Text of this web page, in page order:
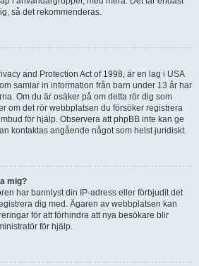
så det rekommenderas.
and Protection Act of 1998, är en lag i USA
samlar in information från barn under 13 år har
Om du är osäker på om detta rör dig som
om det rör webbplatsen du försöker registrera
för hjälp. Observera att phpBB inte kan ge
kontaktas angående något som helst juridiskt.
mig?
har bannlyst din IP-adress eller förbjudit det
dig med. Ägaren av webbplatsen kan
för att förhindra att nya besökare blir
för hjälp.